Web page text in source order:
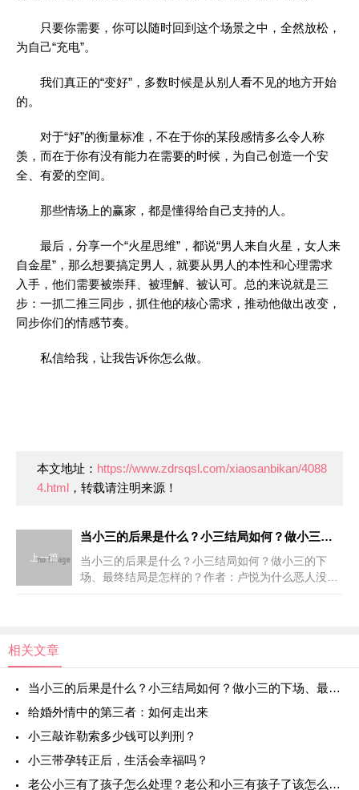
只要你需要，你可以随时回到这个场景之中，全然放松，
为自己“充电”。
我们真正的“变好”，多数时候是从别人看不见的地方开始
的。
对于“好”的衡量标准，不在于你的某段感情多么令人称
羡，而在于你有没有能力在需要的时候，为自己创造一个安
全、有爱的空间。
那些情场上的赢家，都是懂得给自己支持的人。
最后，分享一个“火星思维”，都说“男人来自火星，女人来
自金星”，那么想要搞定男人，就要从男人的本性和心理需求
入手，他们需要被崇拜、被理解、被认可。总的来说就是三
步：一抓二推三同步，抓住他的核心需求，推动他做出改变，
同步你们的情感节奏。
私信给我，让我告诉你怎么做。
本文地址： https://www.zdrsqsl.com/xiaosanbikan/4088
4.html ，转载请注明来源！
上一篇
当小三的后果是什么？小三结局如何？做小三的下场、最终结局是怎样的？
当小三的后果是什么？小三结局如何？做小三的下
场、最终结局是怎样的？作者：卢悦为什么恶人没有
相关文章
当小三的后果是什么？小三结局如何？做小三的下场、最终结局是怎样的？
给婚外情中的第三者：如何走出来
小三敲诈勒索多少钱可以判刑？
小三带孕转正后，生活会幸福吗？
老公小三有了孩子怎么处理？老公和小三有孩子了该怎么办？老公外面有小三而且有小孩怎么办？